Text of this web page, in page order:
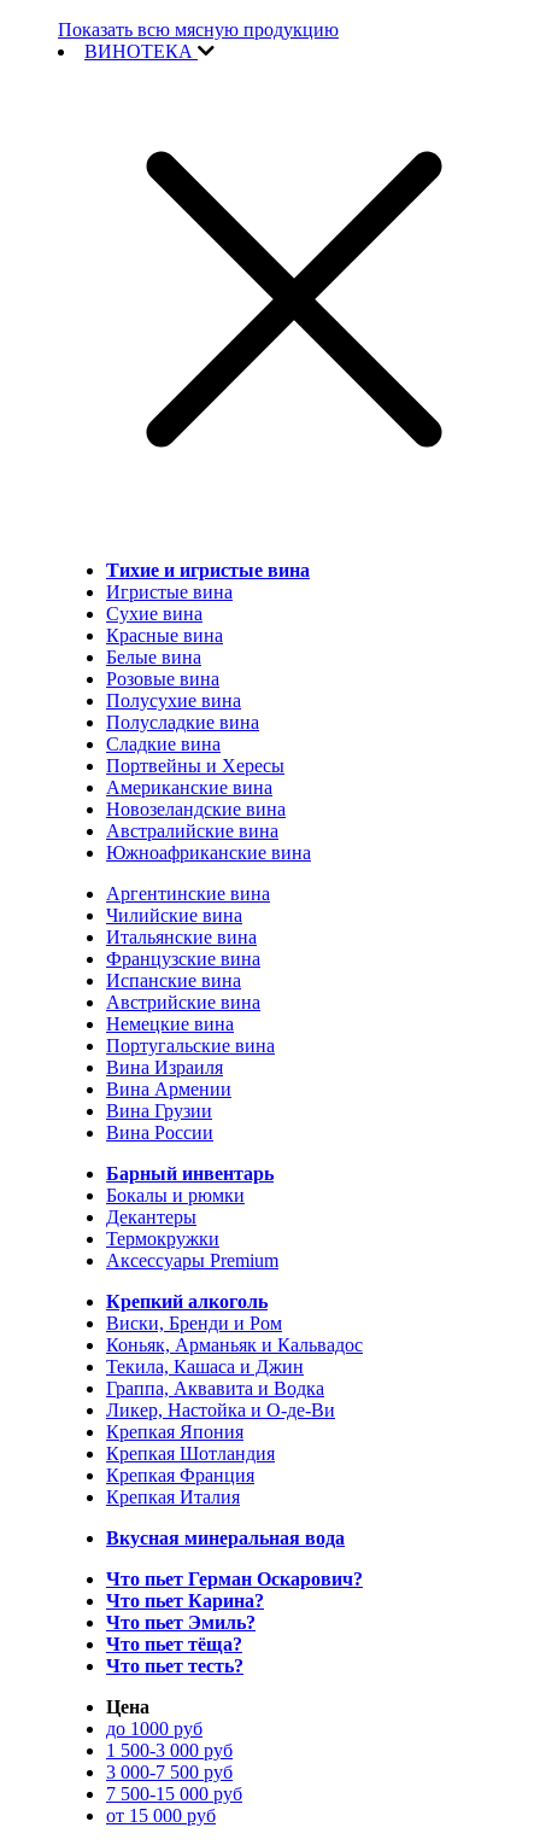
Показать всю мясную продукцию
ВИНОТЕКА
Тихие и игристые вина
Игристые вина
Сухие вина
Красные вина
Белые вина
Розовые вина
Полусухие вина
Полусладкие вина
Сладкие вина
Портвейны и Хересы
Американские вина
Новозеландские вина
Австралийские вина
Южноафриканские вина
Аргентинские вина
Чилийские вина
Итальянские вина
Французские вина
Испанские вина
Австрийские вина
Немецкие вина
Португальские вина
Вина Израиля
Вина Армении
Вина Грузии
Вина России
Барный инвентарь
Бокалы и рюмки
Декантеры
Термокружки
Аксессуары Premium
Крепкий алкоголь
Виски, Бренди и Ром
Коньяк, Арманьяк и Кальвадос
Текила, Кашаса и Джин
Граппа, Аквавита и Водка
Ликер, Настойка и О-де-Ви
Крепкая Япония
Крепкая Шотландия
Крепкая Франция
Крепкая Италия
Вкусная минеральная вода
Что пьет Герман Оскарович?
Что пьет Карина?
Что пьет Эмиль?
Что пьет тёща?
Что пьет тесть?
Цена
до 1000 руб
1 500-3 000 руб
3 000-7 500 руб
7 500-15 000 руб
от 15 000 руб